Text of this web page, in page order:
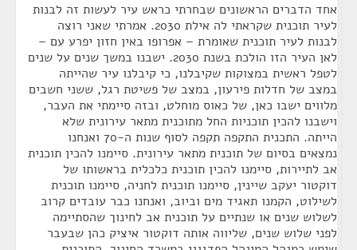
אחד הדברים הראשונים שבחרתי כראש עיר לעשות זה לבנות
לעיר תוכנית שקראתי לה אילת 2030. אמרתי שאני רוצה
לבנות לעיר תוכנית שאומרת – אפרופו באין חזון יפרע עם –
לאן העיר הזו הולכת בשנת 2030. ישבנו במשך שנים על שנים
לטפל ראשית במצוקות שקיבלנו, כי קיבלנו עיר שהייתה
במצב של חדלות פירעון, במצב של פשיטת רגל, ששני חשבים
מלווים ישבו כאן, של כאוס מוחלט, ובזה סיימתי את העבר,
וישבנו להכין תוכניות החל מתוכנית מתאר עירונית שלא
הייתה. התכנית התקפה תקפה לסוף שנות ה-70 ואנחנו
נמצאים בסיום של תוכנית מתאר עירונית. סיימנו להכין תוכנית
אב לתיירות, סיימנו להכין תוכנית כלכלית בראשותו של
דוקטור יעקב שיינין, סיימנו תוכנית לחניה, סיימנו תוכנית
לשילוט, הקמנו תאגיד מים וביוב, ואנחנו כבר עובדים קרוב
לשלוש שנים או שנתיים על תוכנית אב לחינוך שהסתיימה
לפני שלוש שנים, שליווה אותה דוקטור איציק כהן שבעבר